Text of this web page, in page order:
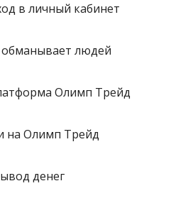
в личный кабинет
людей
Олимп Трейд
на Олимп Трейд
денег